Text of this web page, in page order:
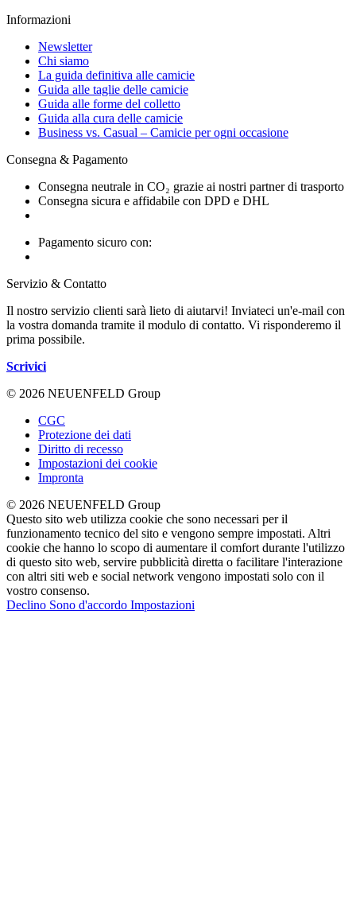
Informazioni
Newsletter
Chi siamo
La guida definitiva alle camicie
Guida alle taglie delle camicie
Guida alle forme del colletto
Guida alla cura delle camicie
Business vs. Casual – Camicie per ogni occasione
Consegna & Pagamento
Consegna neutrale in CO₂ grazie ai nostri partner di trasporto
Consegna sicura e affidabile con DPD e DHL
Pagamento sicuro con:
Servizio & Contatto
Il nostro servizio clienti sarà lieto di aiutarvi! Inviateci un'e-mail con
la vostra domanda tramite il modulo di contatto. Vi risponderemo il
prima possibile.
Scrivici
© 2026 NEUENFELD Group
CGC
Protezione dei dati
Diritto di recesso
Impostazioni dei cookie
Impronta
© 2026 NEUENFELD Group
Questo sito web utilizza cookie che sono necessari per il
funzionamento tecnico del sito e vengono sempre impostati. Altri
cookie che hanno lo scopo di aumentare il comfort durante l'utilizzo
di questo sito web, servire pubblicità diretta o facilitare l'interazione
con altri siti web e social network vengono impostati solo con il
vostro consenso.
Declino Sono d'accordo Impostazioni